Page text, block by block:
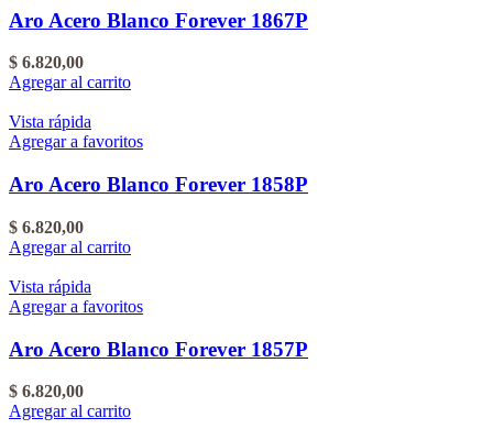
Aro Acero Blanco Forever 1867P
$ 6.820,00
Agregar al carrito
Vista rápida
Agregar a favoritos
Aro Acero Blanco Forever 1858P
$ 6.820,00
Agregar al carrito
Vista rápida
Agregar a favoritos
Aro Acero Blanco Forever 1857P
$ 6.820,00
Agregar al carrito